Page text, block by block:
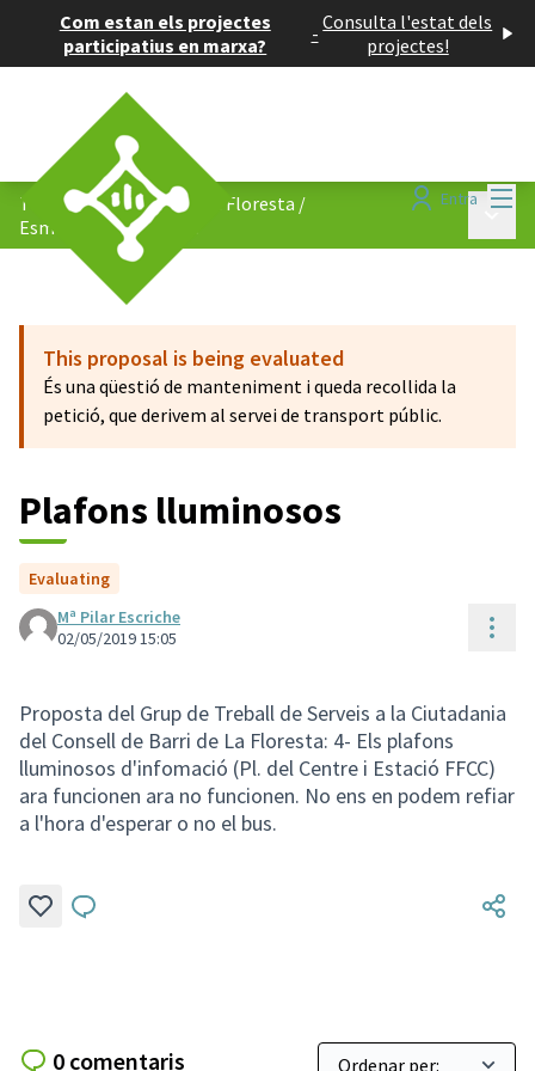
Com estan els projectes
participatius en marxa?
- Consulta l'estat dels
projectes!
Entra
Tornem a caminar per La Floresta /
Esmenes i comentaris
This proposal is being evaluated
És una qüestió de manteniment i queda recollida la
petició, que derivem al servei de transport públic.
Plafons lluminosos
Evaluating
Mª Pilar Escriche
02/05/2019 15:05
Proposta del Grup de Treball de Serveis a la Ciutadania
del Consell de Barri de La Floresta: 4- Els plafons
lluminosos d'infomació (Pl. del Centre i Estació FFCC)
ara funcionen ara no funcionen. No ens en podem refiar
a l'hora d'esperar o no el bus.
0 comentaris